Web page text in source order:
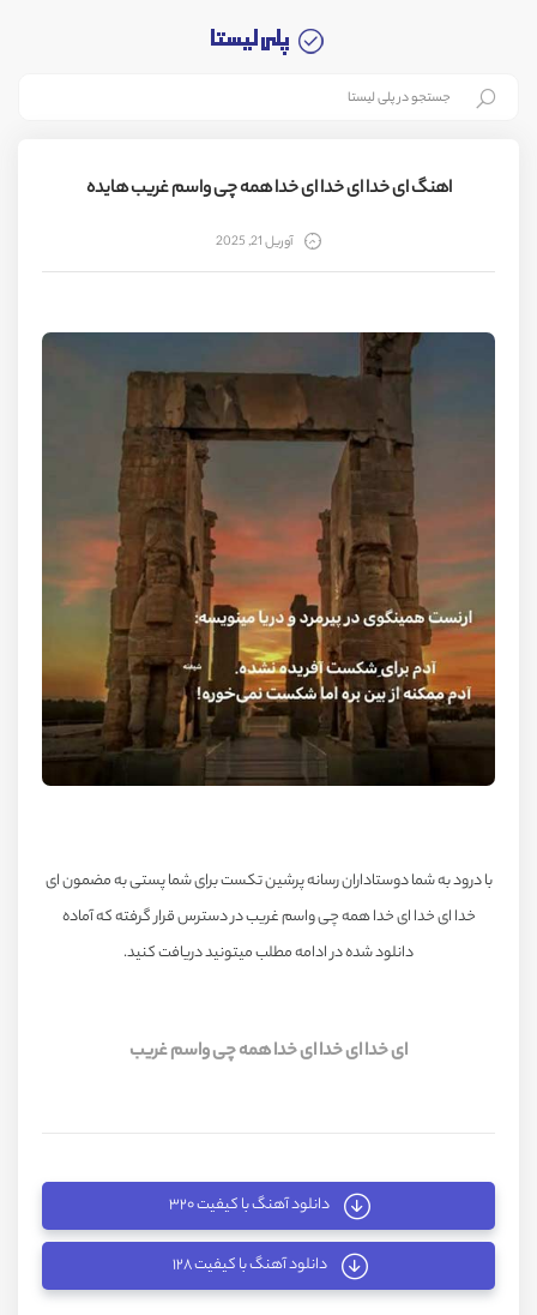
اهنگ ای خدا ای خدا ای خدا همه چی واسم غریب هایده
آوریل 21, 2025
با درود به شما دوستاداران رسانه پرشین تکست برای شما پستی به مضمون ای
خدا ای خدا ای خدا همه چی واسم غریب در دسترس قرار گرفته که آماده
دانلود شده در ادامه مطلب میتونید دریافت کنید.
ای خدا ای خدا ای خدا همه چی واسم غریب
دانلود آهنگ با کیفیت ۳۲۰
دانلود آهنگ با کیفیت ۱۲۸